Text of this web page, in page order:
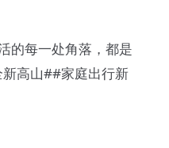
的每一处角落，都是
高山##家庭出行新